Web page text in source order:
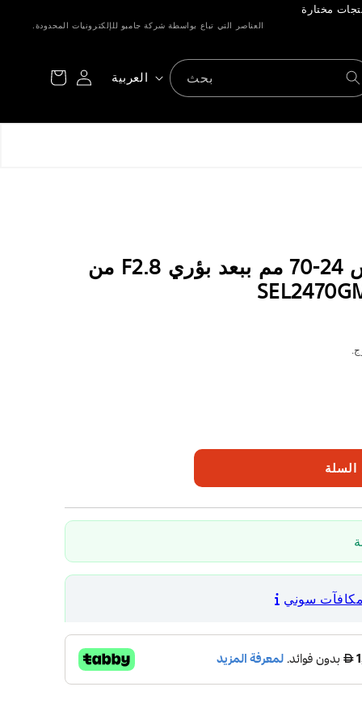
العناصر التي تباع بواسطة شركة جامبو للإلكترونيات المحدودة.
بحث
ا
ل
العربية
تسجيل
الدخولالتسوق
عدسة سوني FE مقاس 24-70 مم ببعد بؤري F2.8 من
السلة
سوني